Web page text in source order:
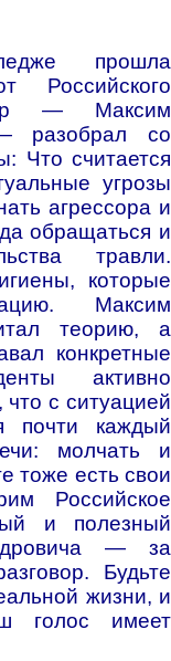
прошла
Российского
— Максим
разобрал со
Что считается
угрозы
агрессора и
обращаться и
травли.
которые
Максим
теорию, а
конкретные
активно
с ситуацией
почти каждый
молчать и
тоже есть свои
Российское
и полезный
— за
Будьте
жизни, и
голос имеет